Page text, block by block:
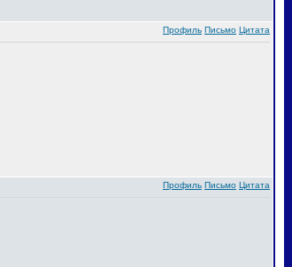
Профиль Письмо Цитата
Профиль Письмо Цитата